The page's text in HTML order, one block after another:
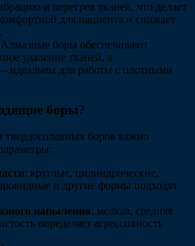
и перегрев тканей, что делает
для пациента и снижает
Алмазные боры обеспечивают
удаление тканей, а
идеальны для работы с плотными
боры?
боров важно
: круглые, цилиндрические,
и другие формы подходят
напыления: мелкая, средняя
определяет агрессивность